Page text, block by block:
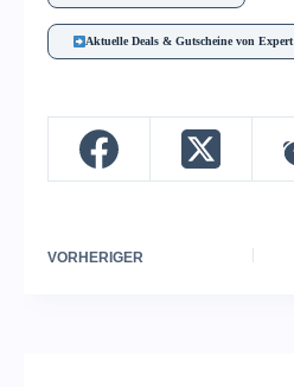
Aktuelle Deals & Gutscheine von Expert
VORHERIGER